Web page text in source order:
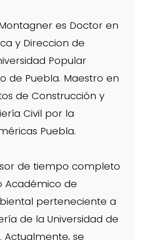
es Doctor en
y Direccion de
Popular
de Puebla. Maestro en
de Construcción y
Civil por la
Puebla.
de tiempo completo
Académico de
perteneciente a
de la Universidad de
Actualmente, se